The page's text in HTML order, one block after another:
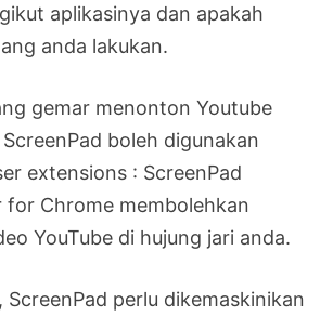
aplikasinya dan apakah
anda lakukan.
gemar menonton Youtube
boleh digunakan
extensions : ScreenPad
for Chrome membolehkan
YouTube di hujung jari anda.
ScreenPad perlu dikemaskinikan